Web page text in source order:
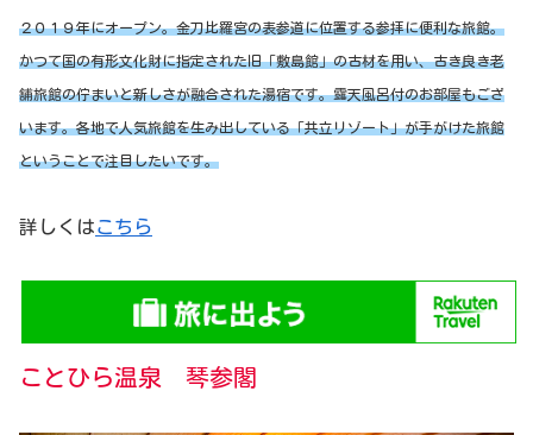
２０１９年にオープン。金刀比羅宮の表参道に位置する参拝に便利な旅館。
かつて国の有形文化財に指定された旧「敷島館」の古材を用い、古き良き老
舗旅館の佇まいと新しさが融合された湯宿です。露天風呂付のお部屋もござ
います。各地で人気旅館を生み出している「共立リゾート」が手がけた旅館
ということで注目したいです。
詳しくはこちら
ことひら温泉 琴参閣